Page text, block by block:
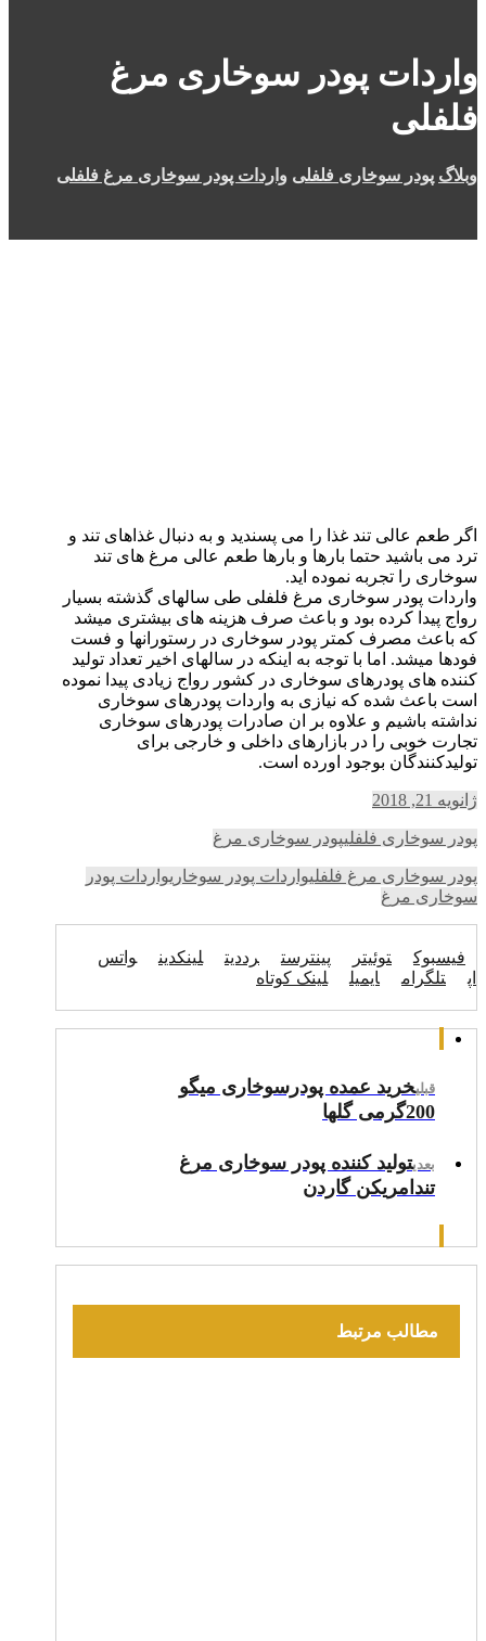
واردات پودر سوخاری مرغ
فلفلی
وبلاگ پودر سوخاری فلفلی واردات پودر سوخاری مرغ فلفلی
اگر طعم عالی تند غذا را می پسندید و به دنبال غذاهای تند و
ترد می باشید حتما بارها و بارها طعم عالی مرغ های تند
سوخاری را تجربه نموده اید.
واردات پودر سوخاری مرغ فلفلی طی سالهای گذشته بسیار
رواج پیدا کرده بود و باعث صرف هزینه های بیشتری میشد
که باعث مصرف کمتر پودر سوخاری در رستورانها و فست
فودها میشد. اما با توجه به اینکه در سالهای اخیر تعداد تولید
کننده های پودرهای سوخاری در کشور رواج زیادی پیدا نموده
است باعث شده که نیازی به واردات پودرهای سوخاری
نداشته باشیم و علاوه بر ان صادرات پودرهای سوخاری
تجارت خوبی را در بازارهای داخلی و خارجی برای
تولیدکنندگان بوجود اورده است.
ژانویه 21, 2018
پودر سوخاری فلفلیپودر سوخاری مرغ
پودر سوخاری مرغ فلفلیواردات پودر سوخاریواردات پودر
سوخاری مرغ
فیسبوک توئیتر پینترست رددیت لینکدین
واتس
اپ
تلگرام ایمیل لینک کوتاه
قبلیخرید عمده پودرسوخاری میگو
200گرمی گلها
بعدیتولید کننده پودر سوخاری مرغ
تندامریکن گاردن
مطالب مرتبط